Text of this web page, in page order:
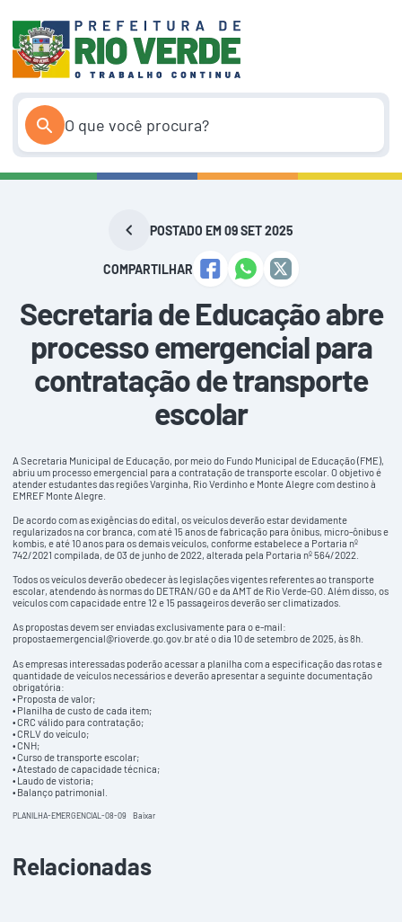
conteúdo
POSTADO EM 09 SET 2025
COMPARTILHAR
Secretaria de Educação abre
processo emergencial para
contratação de transporte
escolar
A Secretaria Municipal de Educação, por meio do Fundo Municipal de Educação (FME),
abriu um processo emergencial para a contratação de transporte escolar. O objetivo é
atender estudantes das regiões Varginha, Rio Verdinho e Monte Alegre com destino à
EMREF Monte Alegre.
De acordo com as exigências do edital, os veículos deverão estar devidamente
regularizados na cor branca, com até 15 anos de fabricação para ônibus, micro-ônibus e
kombis, e até 10 anos para os demais veículos, conforme estabelece a Portaria nº
742/2021 compilada, de 03 de junho de 2022, alterada pela Portaria nº 564/2022.
Todos os veículos deverão obedecer às legislações vigentes referentes ao transporte
escolar, atendendo às normas do DETRAN/GO e da AMT de Rio Verde-GO. Além disso, os
veículos com capacidade entre 12 e 15 passageiros deverão ser climatizados.
As propostas devem ser enviadas exclusivamente para o e-mail:
propostaemergencial@rioverde.go.gov.br até o dia 10 de setembro de 2025, às 8h.
As empresas interessadas poderão acessar a planilha com a especificação das rotas e
quantidade de veículos necessários e deverão apresentar a seguinte documentação
obrigatória:
• Proposta de valor;
• Planilha de custo de cada item;
• CRC válido para contratação;
• CRLV do veículo;
• CNH;
• Curso de transporte escolar;
• Atestado de capacidade técnica;
• Laudo de vistoria;
• Balanço patrimonial.
PLANILHA-EMERGENCIAL-08-09 Baixar
Relacionadas